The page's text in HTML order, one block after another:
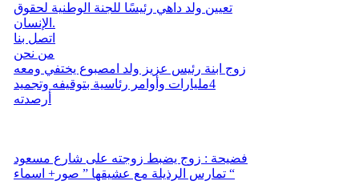
تعيين ولد داهي رئيسًا للجنة الوطنية لحقوق
الإنسان.
اتصل بنا
من نحن
زوج ابنة رئيس عزيز ولد امصبوع يختفي ومعه
4مليارات وأوامر رئاسية بتوقيفه وتجميد
أرصدته
فضيحة : زوج يضبط زوجته على شارع مسعود
تمارس الرذيلة مع عشيقها ” صور+ اسماء “